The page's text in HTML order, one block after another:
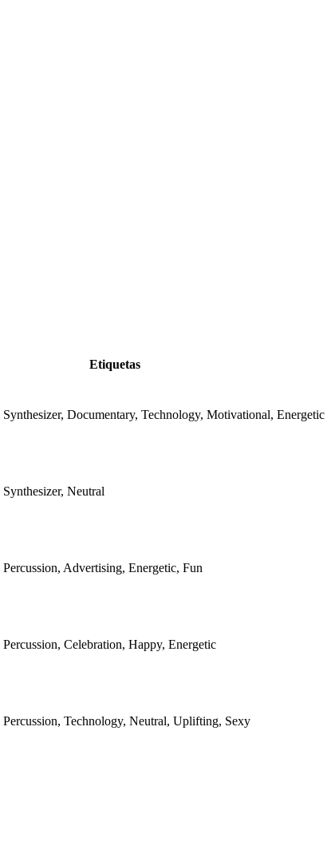
Etiquetas
Documentary, Technology, Motivational, Energetic
Neutral
Advertising, Energetic, Fun
Celebration, Happy, Energetic
Technology, Neutral, Uplifting, Sexy